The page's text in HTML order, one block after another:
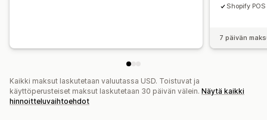
Shopify
7 päivän
Kaikki maksut laskutetaan valuutassa USD. Toistuvat ja
käyttöperusteiset maksut laskutetaan 30 päivän välein. Näytä kaikki
hinnoitteluvaihtoehdot